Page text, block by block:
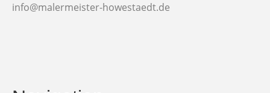
info@malermeister-howestaedt.de